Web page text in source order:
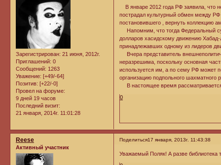
Зарегистрирован: 21 июня, 2012г.
Приглашений: 0
Сообщений: 1263
Уважение: [+49/-64]
Позитив: [+22/-0]
Провел на форуме:
9 дней 19 часов
Последний визит:
21 января, 2014г. 11:01:28
В январе 2012 года РФ заявила, что
пострадал культурный обмен между
постановившего , вернуть коллекцию
Напомним, что тогда Федеральный
долларов хасидскому движению
принадлежавших одному из лидеров
Вчера представитель
неразрешима, поскольку основная
используется им, а по сему РФ может
организацию подпольного шахматного
В настоящее время
0
Поделиться17 января, 2013г. 11:43:38
Reese
Активный участник
Уважаемый Поляк! А разве библиотека